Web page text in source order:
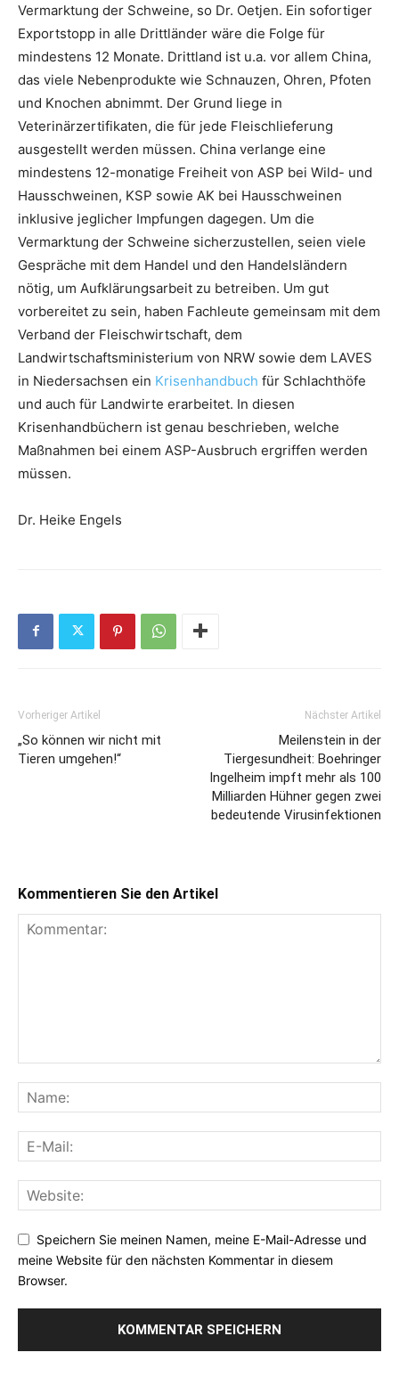
Vermarktung der Schweine, so Dr. Oetjen. Ein sofortiger
Exportstopp in alle Drittländer wäre die Folge für
mindestens 12 Monate. Drittland ist u.a. vor allem China,
das viele Nebenprodukte wie Schnauzen, Ohren, Pfoten
und Knochen abnimmt. Der Grund liege in
Veterinärzertifikaten, die für jede Fleischlieferung
ausgestellt werden müssen. China verlange eine
mindestens 12-monatige Freiheit von ASP bei Wild- und
Hausschweinen, KSP sowie AK bei Hausschweinen
inklusive jeglicher Impfungen dagegen. Um die
Vermarktung der Schweine sicherzustellen, seien viele
Gespräche mit dem Handel und den Handelsländern
nötig, um Aufklärungsarbeit zu betreiben. Um gut
vorbereitet zu sein, haben Fachleute gemeinsam mit dem
Verband der Fleischwirtschaft, dem
Landwirtschaftsministerium von NRW sowie dem LAVES
in Niedersachsen ein Krisenhandbuch für Schlachthöfe
und auch für Landwirte erarbeitet. In diesen
Krisenhandbüchern ist genau beschrieben, welche
Maßnahmen bei einem ASP-Ausbruch ergriffen werden
müssen.
Dr. Heike Engels
Vorheriger Artikel
„So können wir nicht mit
Tieren umgehen!“
Nächster Artikel
Meilenstein in der
Tiergesundheit: Boehringer
Ingelheim impft mehr als 100
Milliarden Hühner gegen zwei
bedeutende Virusinfektionen
Kommentieren Sie den Artikel
Speichern Sie meinen Namen, meine E-Mail-Adresse und
meine Website für den nächsten Kommentar in diesem
Browser.